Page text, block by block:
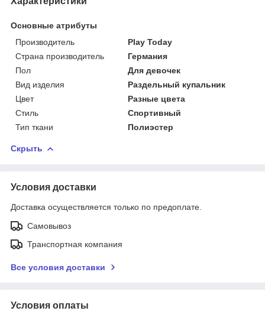
Основные атрибуты
Производитель
Play Today
Страна производитель
Германия
Пол
Для девочек
Вид изделия
Раздельный купальник
Цвет
Разные цвета
Стиль
Спортивный
Тип ткани
Полиэстер
Скрыть
Условия доставки
Доставка осуществляется только по предоплате.
Самовывоз
Транспортная компания
Все условия доставки
Условия оплаты